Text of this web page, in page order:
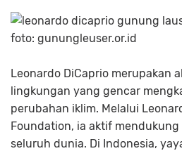
foto: gunungleuser.or.id
Leonardo DiCaprio merupakan
lingkungan yang gencar
perubahan iklim. Melalui
Foundation, ia aktif
seluruh dunia. Di Indonesia,